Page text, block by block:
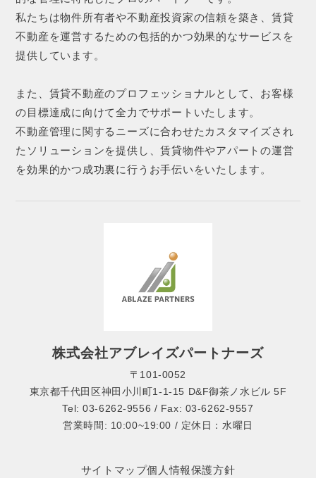
私たちは物件所有者や不動産投資家の信頼を築き、賃貸
不動産を運営するための包括的かつ効果的なサービスを
提供しています。
また、賃貸不動産のプロフェッショナルとして、お客様
の目標達成に向けて全力でサポートいたします。
不動産管理に関するニーズに合わせたカスタマイズされ
たソリューションを提供し、賃貸物件やアパートの運営
を効果的かつ成功裏に行うお手伝いをいたします。
株式会社アブレイズパートナーズ
〒101-0052
東京都千代田区神田小川町1-1-15 D&F御茶ノ水ビル 5F
Tel: 03-6262-9556 / Fax: 03-6262-9557
営業時間: 10:00~19:00 / 定休日：水曜日
サイトマップ個人情報保護方針